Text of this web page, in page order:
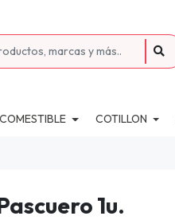
COTILLON
1u.